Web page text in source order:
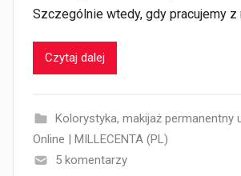
Szczególnie wtedy, gdy pracujemy z
Czytaj dalej
Kolorystyka, makijaż permanentny
Online | MILLECENTA (PL)
5 komentarzy